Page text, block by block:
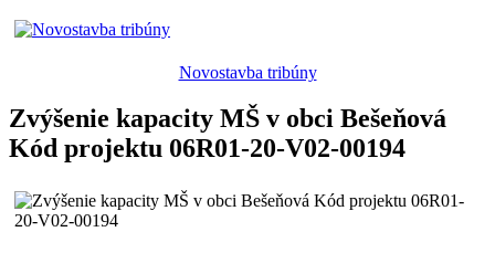
Novostavba tribúny
Zvýšenie kapacity MŠ v obci Bešeňová
Kód projektu 06R01-20-V02-00194